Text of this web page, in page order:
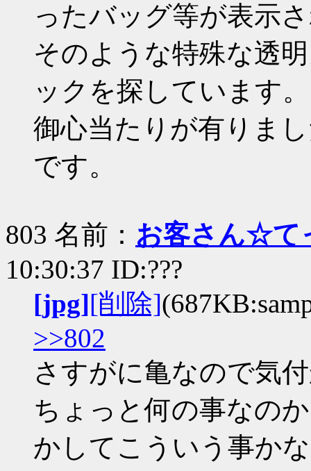
ったバッグ等が表示
そのような特殊な透
ックを探しています。
御心当たりが有りま
です。
803 名前： お客さん☆て
10:30:37 ID:???
[jpg][削除]
>>802
さすがに亀なので気
ちょっと何の事なの
かしてこういう事か